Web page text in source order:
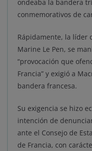
ondeaba la bandera
conmemorativos de
Rápidamente, la líder
Marine Le Pen, se
“provocación que
Francia” y exigió a
bandera francesa.
Su exigencia se hizo
intención de
ante el Consejo de
de Francia, con